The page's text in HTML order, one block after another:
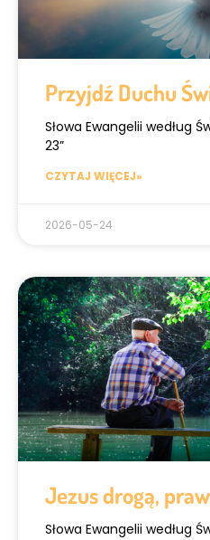
Przyjdź Duchu
Słowa Ewangelii według
23”
CZYTAJ WIĘCEJ»
2026-05-24
Jezus drogą,
Słowa Ewangelii według